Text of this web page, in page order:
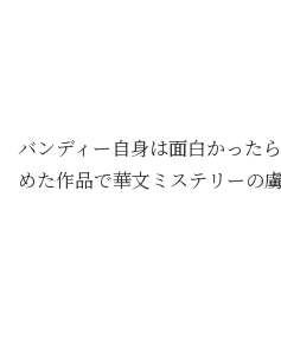
バンディー自身は面白かった
めた作品で華文ミステリーの